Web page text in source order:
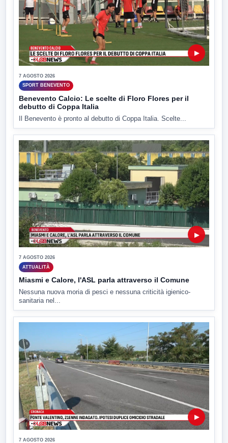
▶
7 AGOSTO 2026
SPORT BENEVENTO
Benevento Calcio: Le scelte di Floro Flores per il
debutto di Coppa Italia
Il Benevento è pronto al debutto di Coppa Italia. Scelte...
▶
7 AGOSTO 2026
ATTUALITÀ
Miasmi e Calore, l'ASL parla attraverso il Comune
Nessuna nuova moria di pesci e nessuna criticità igienico-
sanitaria nel...
▶
7 AGOSTO 2026